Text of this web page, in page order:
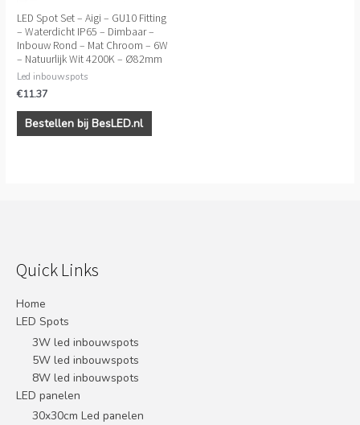
LED Spot Set – Aigi – GU10 Fitting
– Waterdicht IP65 – Dimbaar –
Inbouw Rond – Mat Chroom – 6W
– Natuurlijk Wit 4200K – Ø82mm
Led inbouwspots
€11.37
Bestellen bij BesLED.nl
Quick Links
Home
LED Spots
3W led inbouwspots
5W led inbouwspots
8W led inbouwspots
LED panelen
30x30cm Led panelen